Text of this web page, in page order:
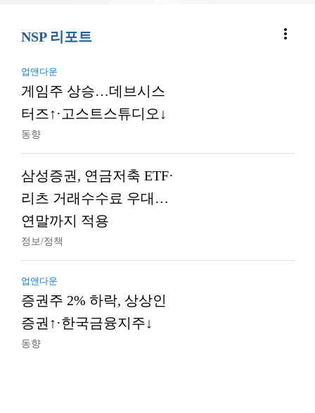
NSP 리포트 more_vert
업앤다운
게임주 상승…데브시스
터즈↑·고스트스튜디오↓
동향
삼성증권, 연금저축 ETF·
리츠 거래수수료 우대…
연말까지 적용
정보/정책
업앤다운
증권주 2% 하락, 상상인
증권↑·한국금융지주↓
동향